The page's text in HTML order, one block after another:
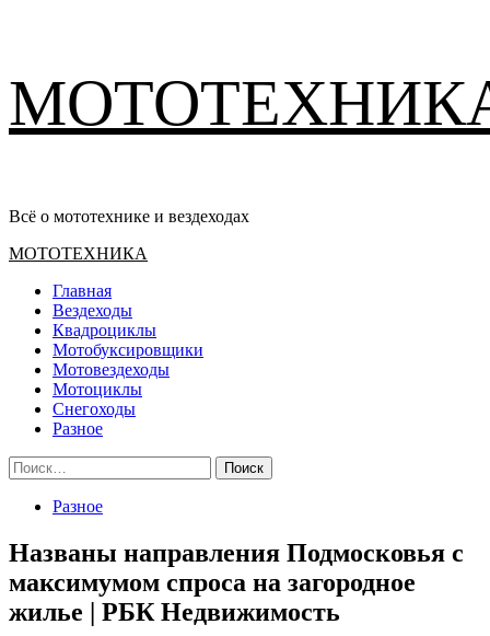
содержимому
Всё о мототехнике и вездеходах
Основное
МОТОТЕХНИКА
Главная
Вездеходы
Квадроциклы
Мотобуксировщики
Мотовездеходы
Мотоциклы
Снегоходы
Разное
Найти:
Разное
Названы направления Подмосковья с
максимумом спроса на загородное
жилье | РБК Недвижимость